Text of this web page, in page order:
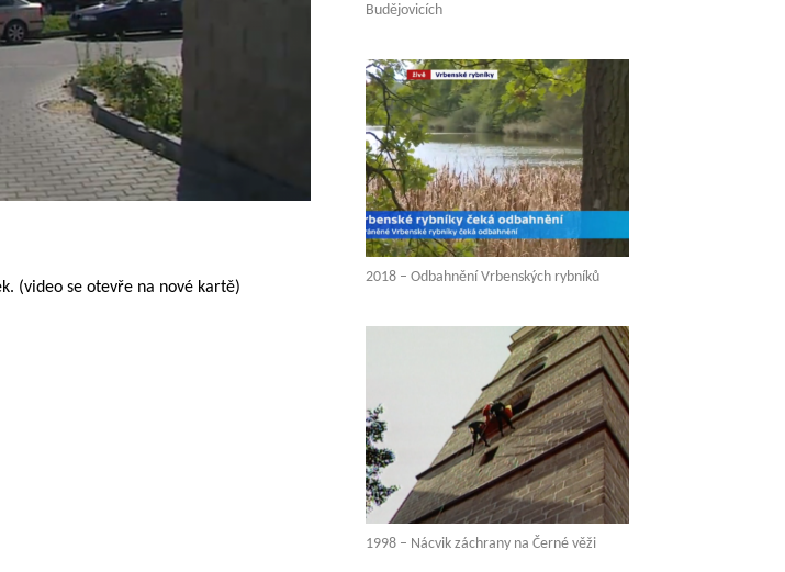
(video se otevře na nové kartě)
Budějovicích
2018 – Odbahnění Vrbenských rybníků
1998 – Nácvik záchrany na Černé věži